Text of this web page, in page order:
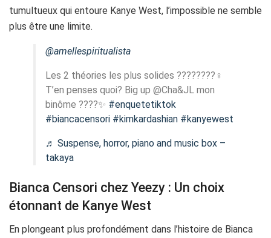
tumultueux qui entoure Kanye West, l’impossible ne semble
plus être une limite.
@amellespiritualista
Les 2 théories les plus solides ????????‍♀️
T’en penses quoi? Big up @Cha&JL mon
binôme ????✨ #enquetetiktok
#biancacensori #kimkardashian #kanyewest
♬ Suspense, horror, piano and music box –
takaya
Bianca Censori chez Yeezy : Un choix
étonnant de Kanye West
En plongeant plus profondément dans l’histoire de Bianca